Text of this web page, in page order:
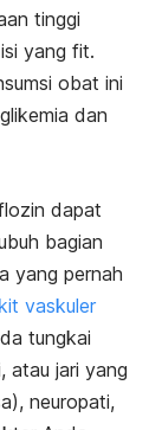
tinggi
yang fit.
obat ini
dan
dapat
bagian
yang pernah
vaskuler
tungkai
atau jari yang
neuropati,